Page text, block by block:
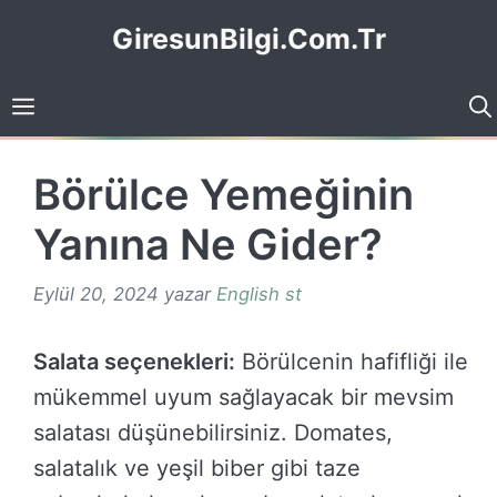
GiresunBilgi.Com.Tr
Börülce Yemeğinin
Yanına Ne Gider?
Eylül 20, 2024 yazar English st
Salata seçenekleri: Börülcenin hafifliği ile
mükemmel uyum sağlayacak bir mevsim
salatası düşünebilirsiniz. Domates,
salatalık ve yeşil biber gibi taze